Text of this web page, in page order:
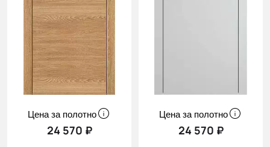
Цена за полотно
24 570 ₽
Цена за полотно
24 570 ₽